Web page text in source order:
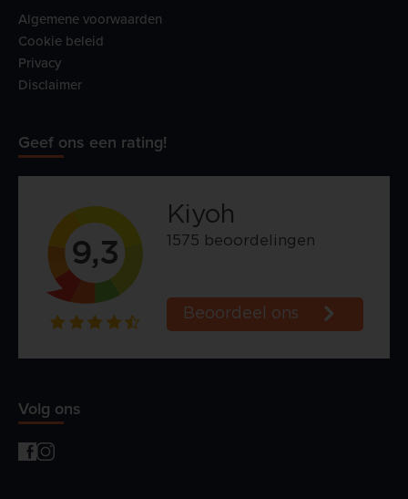
Algemene voorwaarden
Cookie beleid
Privacy
Disclaimer
Geef ons een rating!
Volg ons